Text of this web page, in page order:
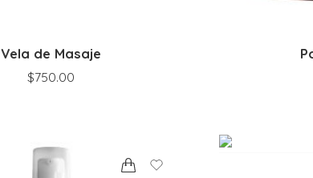
Vela de Masaje
$750.00